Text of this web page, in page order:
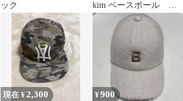
ック
kim ベースボール キ
ャップ ブラック レ
ディース
現在 ¥2,300 ¥900